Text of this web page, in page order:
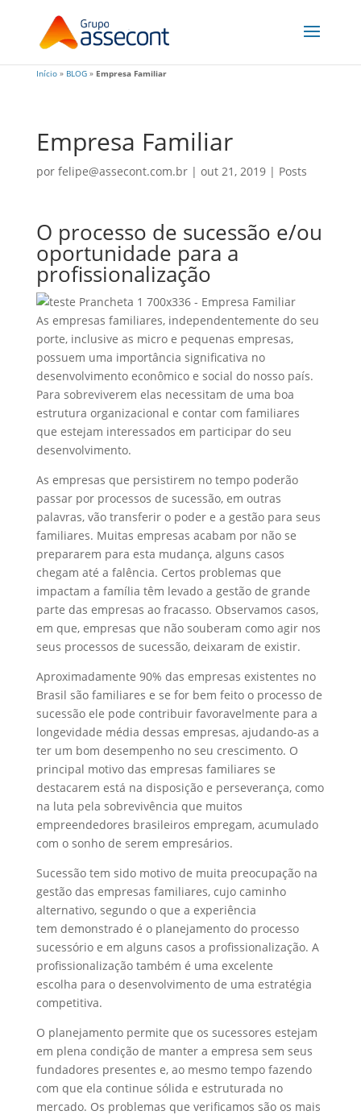
Início» BLOG» Empresa Familiar
Empresa Familiar
por felipe@assecont.com.br| out 21, 2019| Posts
O processo de sucessão e/ou
oportunidade para a
profissionalização
As empresas familiares, independentemente do seu
porte, inclusive as micro e pequenas empresas,
possuem uma importância significativa no
desenvolvimento econômico e social do nosso país.
Para sobreviverem elas necessitam de uma boa
estrutura organizacional e contar com familiares
que estejam interessados em participar do seu
desenvolvimento.
As empresas que persistirem no tempo poderão
passar por processos de sucessão, em outras
palavras, vão transferir o poder e a gestão para seus
familiares. Muitas empresas acabam por não se
prepararem para esta mudança, alguns casos
chegam até a falência. Certos problemas que
impactam a família têm levado a gestão de grande
parte das empresas ao fracasso. Observamos casos,
em que, empresas que não souberam como agir nos
seus processos de sucessão, deixaram de existir.
Aproximadamente 90% das empresas existentes no
Brasil são familiares e se for bem feito o processo de
sucessão ele pode contribuir favoravelmente para a
longevidade média dessas empresas, ajudando-as a
ter um bom desempenho no seu crescimento. O
principal motivo das empresas familiares se
destacarem está na disposição e perseverança, como
na luta pela sobrevivência que muitos
empreendedores brasileiros empregam, acumulado
com o sonho de serem empresários.
Sucessão tem sido motivo de muita preocupação na
gestão das empresas familiares, cujo caminho
alternativo, segundo o que a experiência
tem demonstrado é o planejamento do processo
sucessório e em alguns casos a profissionalização. A
profissionalização também é uma excelente
escolha para o desenvolvimento de uma estratégia
competitiva.
O planejamento permite que os sucessores estejam
em plena condição de manter a empresa sem seus
fundadores presentes e, ao mesmo tempo fazendo
com que ela continue sólida e estruturada no
mercado. Os problemas que verificamos são os mais